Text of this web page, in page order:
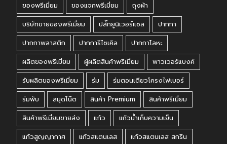
ของพรีเมี่ยม
ของแจกพรีเมี่ยม
ถุงผ้า
บริษัทขายของพรีเมี่ยม
ปลั๊กยูนิเวอร์แซล
ปากกา
ปากกาพลาสติก
ปากการีไซเคิล
ปากกาโลหะ
ผลิตของพรีเมี่ยม
ผู้ผลิตสินค้าพรีเมี่ยม
พาวเวอร์แบงค์
รับผลิตของพรีเมี่ยม
ร่ม
ร่มตอนเดียวโครงไฟเบอร์
ร่มพับ
สมุดโน๊ต สินค้า Premium
สินค้าพรีเมี่ยม
สินค้าพรีเมี่ยมขายส่ง
แก้ว
แก้วน้ำเก็บความเย็น
แก้วสูญญากาศ
แก้วสแตนเลส
แก้วสแตนเลส สกรีน